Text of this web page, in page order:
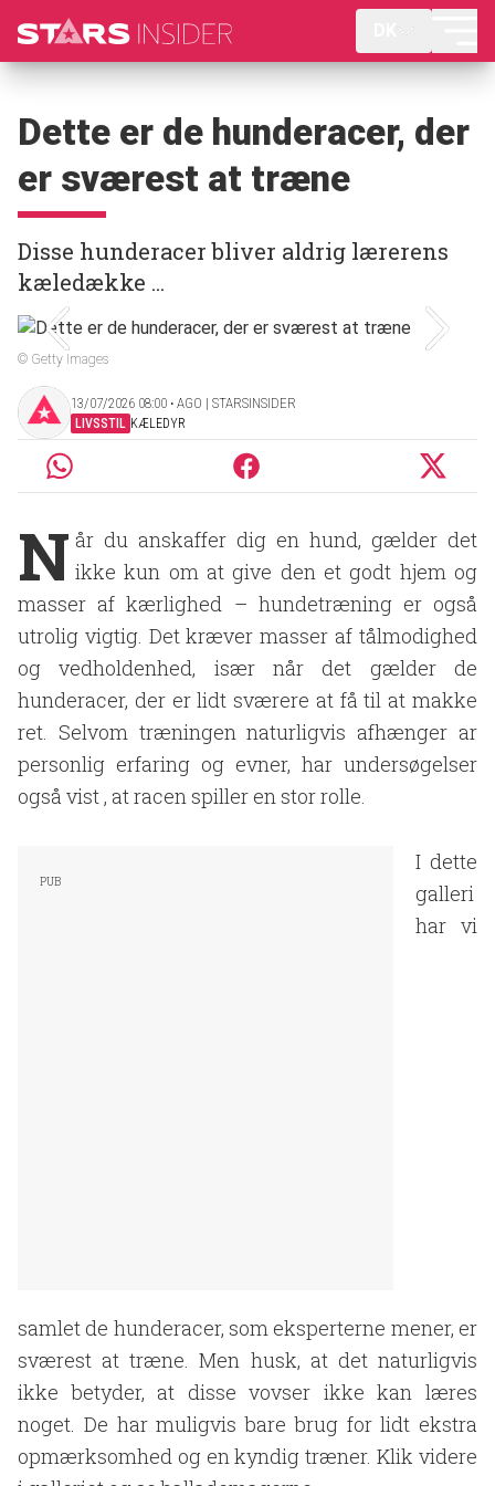
Dette er de hunderacer, der
er sværest at træne
Disse hunderacer bliver aldrig lærerens
kæledække ...
© Getty Images
13/07/2026 08:00 ‧ AGO | STARSINSIDER
LIVSSTIL KÆLEDYR
N år du anskaffer dig en hund, gælder det
ikke kun om at give den et godt hjem og
masser af kærlighed – hundetræning er også
utrolig vigtig. Det kræver masser af tålmodighed
og vedholdenhed, især når det gælder de
hunderacer, der er lidt sværere at få til at makke
ret. Selvom træningen naturligvis afhænger ar
personlig erfaring og evner, har undersøgelser
også vist , at racen spiller en stor rolle.
I dette
galleri
har vi
samlet de hunderacer, som eksperterne mener, er
sværest at træne. Men husk, at det naturligvis
ikke betyder, at disse vovser ikke kan læres
noget. De har muligvis bare brug for lidt ekstra
opmærksomhed og en kyndig træner. Klik videre